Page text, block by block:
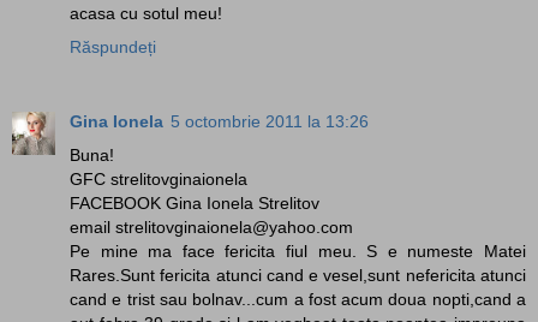
acasa cu sotul meu!
Răspundeți
Gina Ionela 5 octombrie 2011 la 13:26
Buna!
GFC strelitovginaionela
FACEBOOK Gina Ionela Strelitov
email strelitovginaionela@yahoo.com
Pe mine ma face fericita fiul meu. S e numeste Matei
Rares.Sunt fericita atunci cand e vesel,sunt nefericita atunci
cand e trist sau bolnav...cum a fost acum doua nopti,cand a